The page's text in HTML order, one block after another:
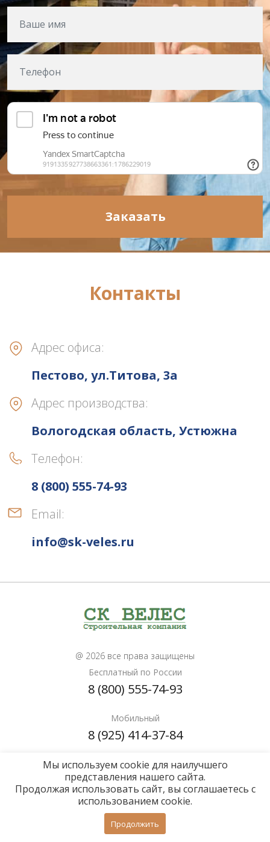
Заказать
Контакты
Адрес офиса:
Пестово, ул.Титова, 3а
Адрес производства:
Вологодская область, Устюжна
Телефон:
8 (800) 555-74-93
Email:
info@sk-veles.ru
@ 2026 все права защищены
Бесплатный по России
8 (800) 555-74-93
Мобильный
8 (925) 414-37-84
Почта для расчетов
info@sk-veles.ru
Политика конфиденциальности
Мы используем cookie для наилучшего
представления нашего сайта.
Продолжая использовать сайт, вы соглашаетесь с
использованием cookie.
Продолжить